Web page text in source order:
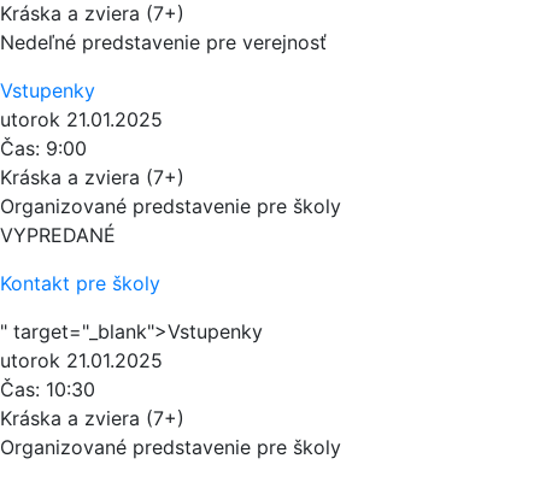
Kráska a zviera (7+)
Nedeľné predstavenie pre verejnosť
Vstupenky
utorok 21.01.2025
Čas: 9:00
Kráska a zviera (7+)
Organizované predstavenie pre školy
VYPREDANÉ
Kontakt pre školy
" target="_blank">Vstupenky
utorok 21.01.2025
Čas: 10:30
Kráska a zviera (7+)
Organizované predstavenie pre školy